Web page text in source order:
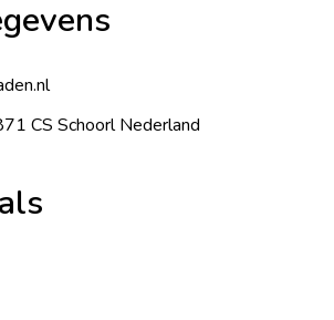
Idenslaan 23 1871 CS Schoorl Nederland